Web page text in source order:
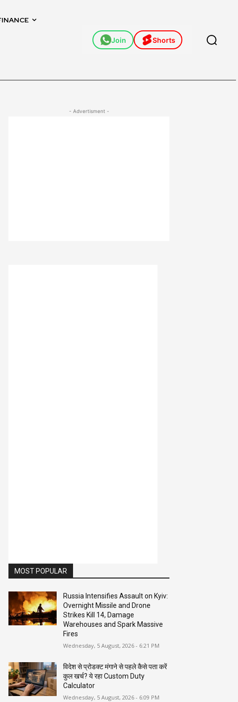
Join Shorts
- Advertisment -
MOST POPULAR
Russia Intensifies Assault on Kyiv:
Overnight Missile and Drone
Strikes Kill 14, Damage
Warehouses and Spark Massive
Fires
Wednesday, 5 August, 2026 - 6:21 PM
विदेश से प्रोडक्ट मंगाने से पहले कैसे पता करें
कुल खर्च? ये रहा Custom Duty
Calculator
Wednesday, 5 August, 2026 - 6:09 PM